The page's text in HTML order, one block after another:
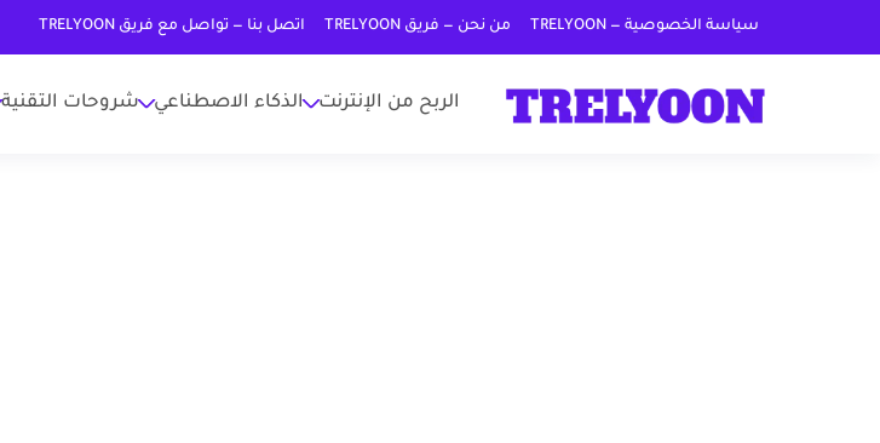
سياسة الخصوصية — TRELYOON من نحن — فريق TRELYOON اتصل بنا — تواصل مع فريق TRELYOON
الربح من الإنترنت الذكاء الاصطناعي شروحات التقنية